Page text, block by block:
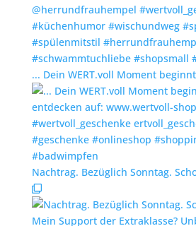
... Dein WERT.voll Moment
Nachtrag. Bezüglich Sonntag.